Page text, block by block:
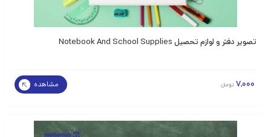
تصویر دفتر و لوازم تحصیل Notebook And School Supplies
7,000 تومان مشاهده